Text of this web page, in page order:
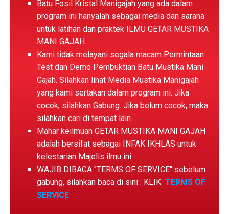
Batu Fosil Kristal Manigajah yang ada dalam
program ini hanyalah sebagai media dan sarana
untuk latihan dan praktek ILMU GETAR MUSTIKA
MANI GAJAH.
Kami tidak melayani segala macam Permintaan
Test dan Demo Pembuktian Batu Mustika Mani
Gajah. Silahkan lihat Media Mustika Manigajah
yang kami sertakan dalam program ini. Jika
cocok, silahkan Gabung. Jika belum cocok, maka
silahkan cari di tempat lain.
Mahar keilmuan GETAR MUSTIKA MANI GAJAH
adalah bersifat sebagai INFAK IKHLAS untuk
kelestarian Majelis ilmu ini.
WAJIB DIBACA "TERMS OF SERVICE" sebelum
gabung, silahkan baca di sini : KLIK TERMS OF
SERVICE